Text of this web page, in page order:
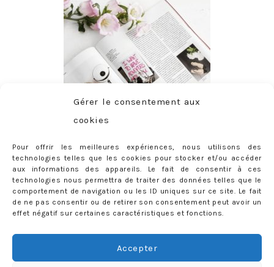
Gérer le consentement aux
cookies
Pour offrir les meilleures expériences, nous utilisons des
technologies telles que les cookies pour stocker et/ou accéder
aux informations des appareils. Le fait de consentir à ces
technologies nous permettra de traiter des données telles que le
comportement de navigation ou les ID uniques sur ce site. Le fait
de ne pas consentir ou de retirer son consentement peut avoir un
effet négatif sur certaines caractéristiques et fonctions.
Accepter
ABONNEMENT
Adresse